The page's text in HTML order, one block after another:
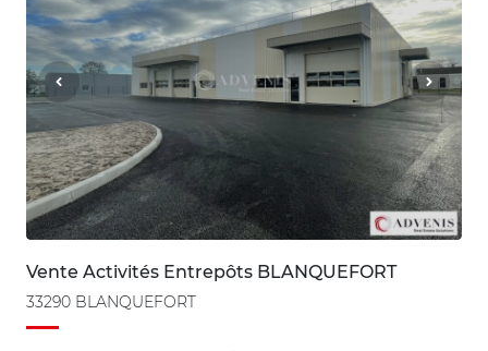
Vente Activités Entrepôts BLANQUEFORT
33290 BLANQUEFORT